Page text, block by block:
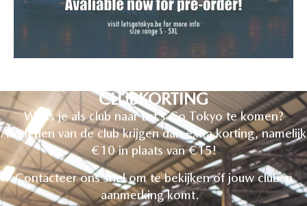
CLUBKORTING
Wens je als club naar Let’s Go Tokyo te komen?
Alle leden van de club krijgen dan extra korting, namelijk
€10 in plaats van €15!
Contacteer ons snel om te bekijken of jouw club in
aanmerking komt.